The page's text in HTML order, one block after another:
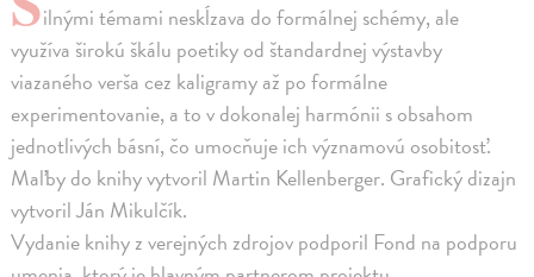
ilnými témami neskĺzava do formálnej schémy, ale
využíva širokú škálu poetiky od štandardnej výstavby
viazaného verša cez kaligramy až po formálne
experimentovanie, a to v dokonalej harmónii s obsahom
jednotlivých básní, čo umocňuje ich významovú osobitosť.
Maľby do knihy vytvoril Martin Kellenberger. Grafický dizajn
vytvoril Ján Mikulčík.
Vydanie knihy z verejných zdrojov podporil Fond na podporu